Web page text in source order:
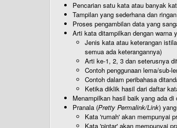
Pencarian satu kata atau banyak
Tampilan yang sederhana dan
Proses pengambilan data yang
Arti kata ditampilkan dengan warna
Jenis kata atau keterangan
semua ada keterangannya)
Arti ke-1, 2, 3 dan seterusnya
Contoh penggunaan lema/sub-
Contoh dalam peribahasa
Ketika diklik hasil dari daftar
Menampilkan hasil baik yang ada
Pranala (Pretty Permalink/Link)
Kata 'rumah' akan mempunyai
Kata 'pintar' akan mempunyai